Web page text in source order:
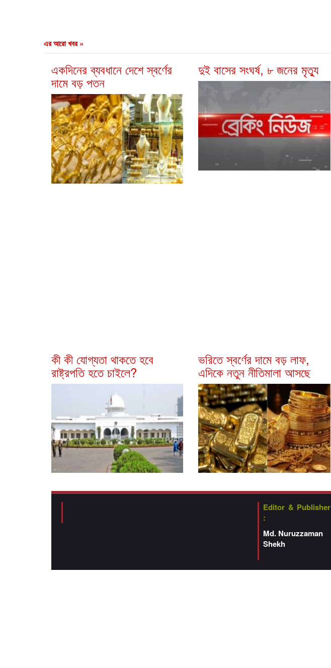
এর আরো খবর »
একদিনের ব্যবধানে দেশে স্বর্ণের
দামে বড় পতন
দুই বাসের সংঘর্ষ, ৮ জনের মৃত্যু
কী কী যোগ্যতা থাকতে হবে
রাষ্ট্রপতি হতে চাইলে?
ভরিতে স্বর্ণের দামে বড় লাফ,
এদিকে নতুন নীতিমালা আসছে
Editor & Publisher
:
Md. Nuruzzaman
Shekh